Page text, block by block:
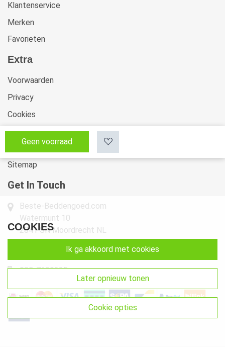
Geen voorraad
Klantenservice
Merken
Favorieten
Extra
Voorwaarden
Privacy
Cookies
Klachten
Sitemap
Get In Touch
Beste-Beddengoed.com
Watermunt 10
2841 SN Moordrecht NL
info@beste-beddengoed.com
085-7609235
COOKIES
ik ga akkoord met cookies
later opnieuw tonen
cookie opties